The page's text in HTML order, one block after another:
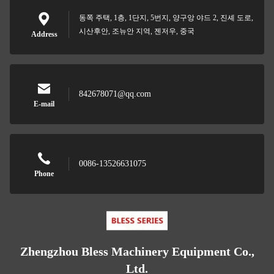
Address
동쪽 주택, 1층, 1단지, 5번지, 양구앙 야드 2, 진셰 도로,
시산후안, 조뉴안 지역, 젠저우, 중국
E-mail
842678071@qq.com
Phone
0086-13526631075
Zhengzhou Bless Machinery Equipment Co.,
Ltd.